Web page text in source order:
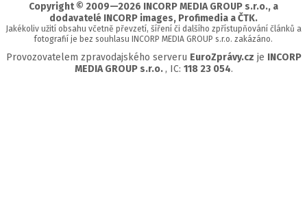
Copyright © 2009—2026 INCORP MEDIA GROUP s.r.o., a
dodavatelé INCORP images, Profimedia a ČTK.
Jakékoliv užití obsahu včetně převzetí, šíření či dalšího zpřístupňování článků a
fotografií je bez souhlasu INCORP MEDIA GROUP s.r.o. zakázáno.
Provozovatelem zpravodajského serveru EuroZprávy.cz je INCORP
MEDIA GROUP s.r.o., IC: 118 23 054.